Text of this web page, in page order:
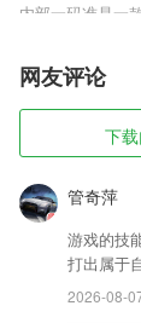
内部一码准是一
改编而来，让
的冒险。游戏将
的仙界，更能带
内部一码准
1,饮用水源地水
2,选择科室
3,内置多种模拟
4,内置多套正装
5,通过图文的推
网友评论
下
管奇萍
游戏的技
打出属于
2026-08-